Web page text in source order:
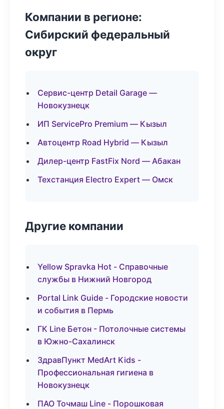
Компании в регионе:
Сибирский федеральный
округ
Сервис-центр Detail Garage —
Новокузнецк
ИП ServicePro Premium — Кызыл
Автоцентр Road Hybrid — Кызыл
Дилер-центр FastFix Nord — Абакан
Техстанция Electro Expert — Омск
Другие компании
Yellow Spravka Hot - Справочные
службы в Нижний Новгород
Portal Link Guide - Городские новости
и события в Пермь
ГК Line Бетон - Потолочные системы
в Южно-Сахалинск
ЗдравПункт MedArt Kids -
Профессиональная гигиена в
Новокузнецк
ПАО Точмаш Line - Порошковая